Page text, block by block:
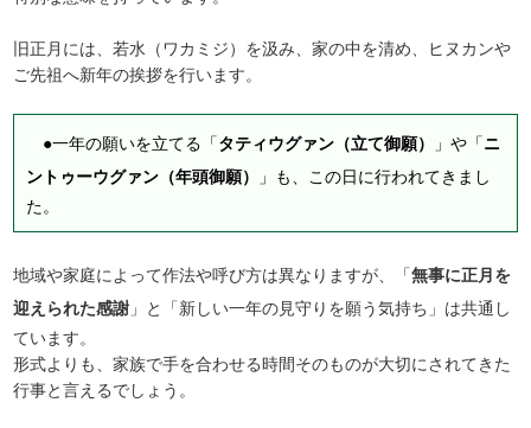
旧正月には、若水（ワカミジ）を汲み、家の中を清め、ヒヌカンや
ご先祖へ新年の挨拶を行います。
●一年の願いを立てる「タティウグァン（立て御願） 」や「ニ
ントゥーウグァン（年頭御願）
」も、この日に行われてきまし
た。
地域や家庭によって作法や呼び方は異なりますが、「無事に正月を
迎えられた感謝 」と「新しい一年の見守りを願う気持ち」は共通し
ています。
形式よりも、家族で手を合わせる時間そのものが大切にされてきた
行事と言えるでしょう。